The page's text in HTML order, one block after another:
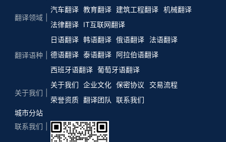
翻译领域
汽车翻译 教育翻译 建筑工程翻译 机械翻译
法律翻译
IT互联网翻译
翻译语种
日语翻译 韩语翻译 俄语翻译
法语翻译
德语翻译 泰语翻译 阿拉伯语翻译
西班牙语翻译 葡萄牙语翻译
关于我们
关于我们 企业文化 保密协议
交易流程
荣誉资质 翻译团队
联系我们
城市分站
联系我们